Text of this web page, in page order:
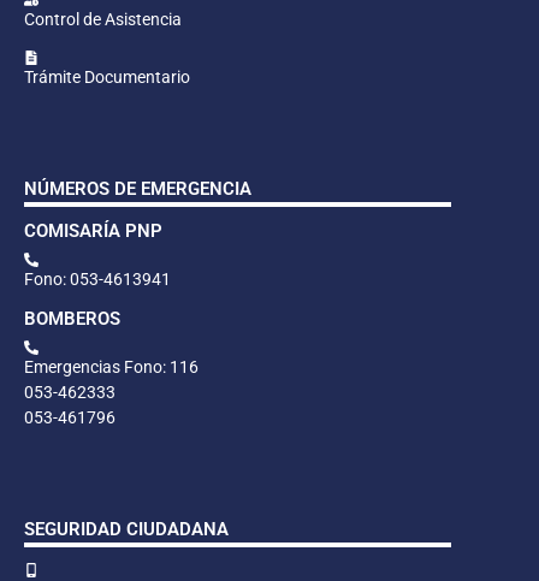
Control de Asistencia
Trámite Documentario
NÚMEROS DE EMERGENCIA
COMISARÍA PNP
Fono: 053-4613941
BOMBEROS
Emergencias Fono: 116
053-462333
053-461796
SEGURIDAD CIUDADANA